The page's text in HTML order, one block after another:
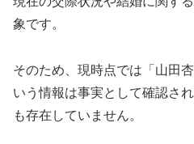
象です。
そのため、現時点では「山田
いう情報は事実として確認さ
も存在していません。